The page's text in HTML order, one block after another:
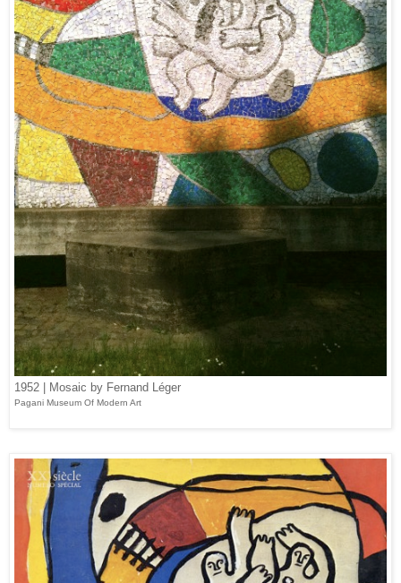
1952 | Mosaic by Fernand Léger
Pagani Museum Of Modern Art